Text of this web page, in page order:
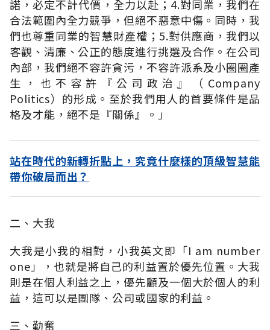
諾，必定不計代價，全力以赴；4.對同業，我們在
合法範圍內全力競爭，但絕不惡意中傷。同時，我
們也尊重同業的智慧財產權；5.對供應商，我們以
客觀、清廉、公正的態度進行挑選及合作。在公司
內部，我們絕不容許貪污，不容許派系及小圈圈產
生，也不容許『公司政治』（Company
Politics）的形成。至於我們用人的首要條件是品
格及才能，絕不是『關係』。」
站在時代的新轉折點上，究竟什麼樣的頂級智慧能
帶你破局而出？
二、大我
大我是小我的相對，小我英文即「I am number
one」，也就是將自己的利益置於優先位置。大我
則是在個人利益之上，優先顧及一個大於個人的利
益，這可以是團隊、公司或國家的利益。
三、勤奮